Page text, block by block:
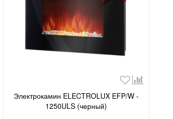
Электрокамин ELECTROLUX EFP/W -
1250ULS (черный)